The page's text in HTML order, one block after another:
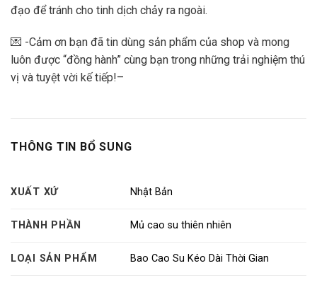
đạo để tránh cho tinh dịch chảy ra ngoài.
💌 -Cảm ơn bạn đã tin dùng sản phẩm của shop và mong
luôn được “đồng hành” cùng bạn trong những trải nghiệm thú
vị và tuyệt vời kế tiếp!–
THÔNG TIN BỔ SUNG
XUẤT XỨ Nhật Bản
THÀNH PHẦN Mủ cao su thiên nhiên
LOẠI SẢN PHẨM Bao Cao Su Kéo Dài Thời Gian